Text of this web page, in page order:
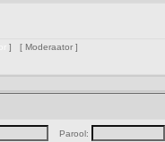
] [ Moderaator ]
Parool: